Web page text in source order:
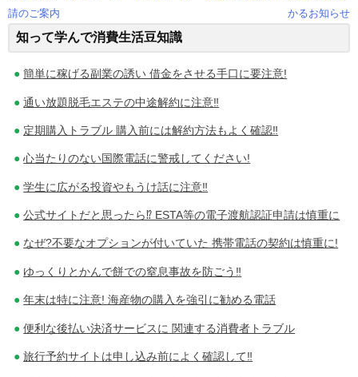
投
稿
ナ
ビ
ゲ
ー
シ
ョ
請のご案内
かるお知らせ
知って学んで消費生活豆知識
簡単に稼げる副業の誘い 借金をさせる手口に要注意!
通い放題脱毛エステの中途解約に注意‼
定期購入トラブル 購入前には解約方法もよく確認‼
心当たりのない国際電話に警戒してください!
学生に広がる投資やもうけ話に注意‼
公式サイトだと思ったら⁉ ESTA等の電子渡航認証申請は慎重に
なぜ?不要なオプションが付いていた 携帯電話の契約は慎重に!
ゆっくりとかんで餅での窒息事故を防ごう‼
年末は特に注意! 海産物の購入を強引に勧める電話
便利な後払い決済サービスに 関連する消費者トラブル
旅行予約サイトは申し込み前によく確認して‼